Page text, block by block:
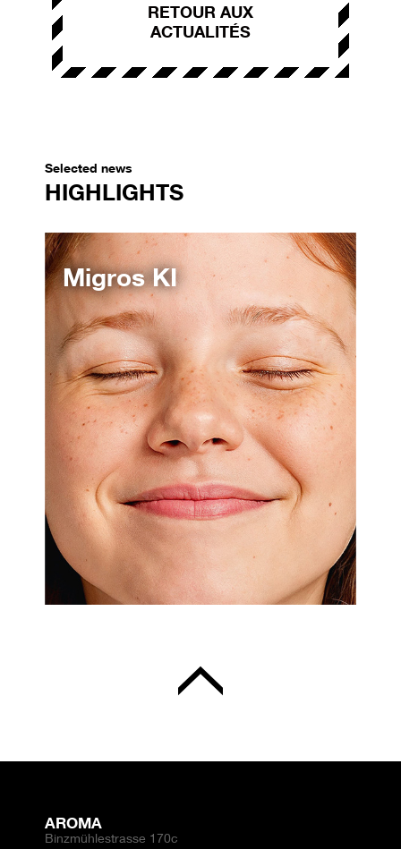
RETOUR AUX
ACTUALITÉS
Selected news
HIGHLIGHTS
Migros KI
AROMA
Binzmühlestrasse 170c